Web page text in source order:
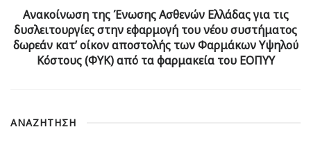
Ανακοίνωση της Ένωσης Ασθενών Ελλάδας για τις
δυσλειτουργίες στην εφαρμογή του νέου συστήματος
δωρεάν κατ’ οίκον αποστολής των Φαρμάκων Υψηλού
Κόστους (ΦΥΚ) από τα φαρμακεία του ΕΟΠΥΥ
ΑΝΑΖΗΤΗΣΗ